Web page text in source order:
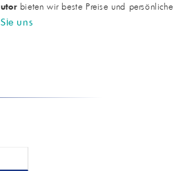
bieten wir beste Preise und persönliche
uns